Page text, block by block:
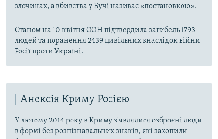
злочинах, а вбивства у Бучі називає «постановкою».
Станом на 10 квітня ООН підтвердила загибель 1793
людей та поранення 2439 цивільних внаслідок війни
Росії проти Україні.
Анексія Криму Росією
У лютому 2014 року в Криму з'являлися озброєні люди
в формі без розпізнавальних знаків, які захопили